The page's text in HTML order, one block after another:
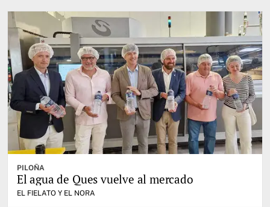
PILOÑA
El agua de Ques vuelve al mercado
EL FIELATO Y EL NORA